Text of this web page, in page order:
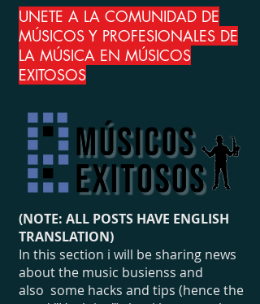
UNETE A LA COMUNIDAD DE
MÚSICOS Y PROFESIONALES DE
LA MÚSICA EN MÚSICOS
EXITOSOS
(NOTE: ALL POSTS HAVE ENGLISH
TRANSLATION)
In this section i will be sharing news
about the music busienss and
also some hacks and tips (hence the